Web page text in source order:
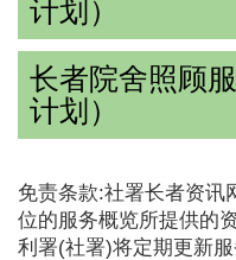
计划）
长者院舍照顾
计划）
免责条款:社署长者资讯
位的服务概览所提供的
利署(社署)将定期更新